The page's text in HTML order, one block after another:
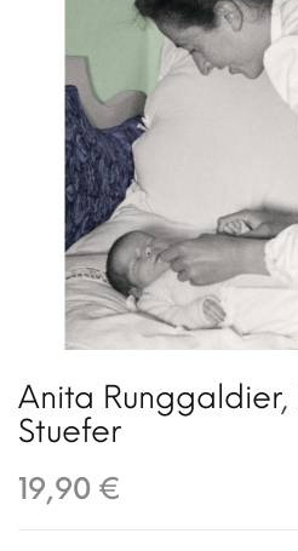
Anita Runggaldier,
Stuefer
19,90 €